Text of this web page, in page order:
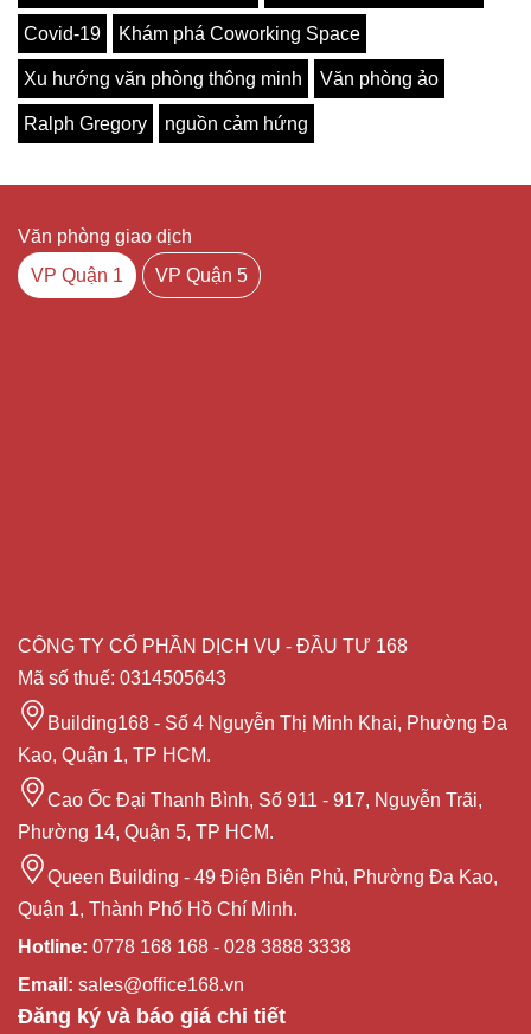
Covid-19 Khám phá Coworking Space
Xu hướng văn phòng thông minh Văn phòng ảo
Ralph Gregory nguồn cảm hứng
Văn phòng giao dịch
VP Quận 1
VP Quận 5
CÔNG TY CỔ PHẦN DỊCH VỤ - ĐẦU TƯ 168
Mã số thuế: 0314505643
Building168 - Số 4 Nguyễn Thị Minh Khai, Phường Đa
Kao, Quận 1, TP HCM.
Cao Ốc Đại Thanh Bình, Số 911 - 917, Nguyễn Trãi,
Phường 14, Quận 5, TP HCM.
Queen Building - 49 Điện Biên Phủ, Phường Đa Kao,
Quận 1, Thành Phố Hồ Chí Minh.
Hotline: 0778 168 168 - 028 3888 3338
Email: sales@office168.vn
Đăng ký và báo giá chi tiết